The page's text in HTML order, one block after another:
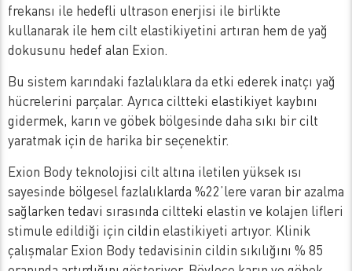
frekansı ile hedefli ultrason enerjisi ile birlikte
kullanarak ile hem cilt elastikiyetini artıran hem de yağ
dokusunu hedef alan Exion.
Bu sistem karındaki fazlalıklara da etki ederek inatçı yağ
hücrelerini parçalar. Ayrıca ciltteki elastikiyet kaybını
gidermek, karın ve göbek bölgesinde daha sıkı bir cilt
yaratmak için de harika bir seçenektir.
Exion Body teknolojisi cilt altına iletilen yüksek ısı
sayesinde bölgesel fazlalıklarda %22’lere varan bir azalma
sağlarken tedavi sırasında ciltteki elastin ve kolajen lifleri
stimule edildiği için cildin elastikiyeti artıyor. Klinik
çalışmalar Exion Body tedavisinin cildin sıkılığını % 85